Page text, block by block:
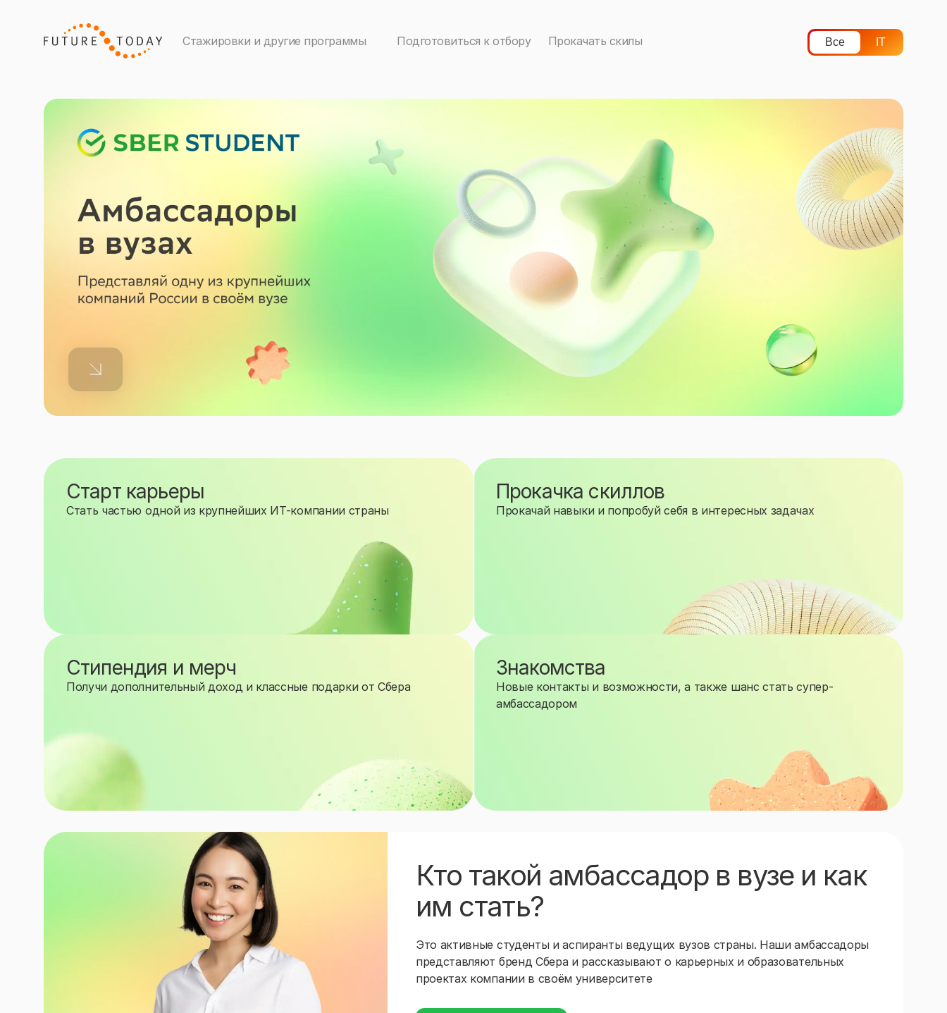
Стажировки и другие программы Подготовиться к отбору Прокачать скилы Все IT
Подавай заявку на оплачиваемую стажировку
Старт карьеры
Стать частью одной из крупнейших ИТ-компании страны
Прокачка скиллов
Прокачай навыки и попробуй себя в интересных задачах
Стипендия и мерч
Получи дополнительный доход и классные подарки от Сбера
Знакомства
Новые контакты и возможности, а также шанс стать супер-
амбассадором
Кто такой амбассадор в вузе и как
им стать?
Это активные студенты и аспиранты ведущих вузов страны. Наши амбассадоры
представляют бренд Сбера и рассказывают о карьерных и образовательных
проектах компании в своём университете